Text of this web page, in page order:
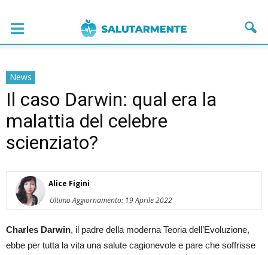
News
Il caso Darwin: qual era la
malattia del celebre
scienziato?
Alice Figini
Ultimo Aggiornamento: 19 Aprile 2022
Charles Darwin, il padre della moderna Teoria dell’Evoluzione,
ebbe per tutta la vita una salute cagionevole e pare che soffrisse